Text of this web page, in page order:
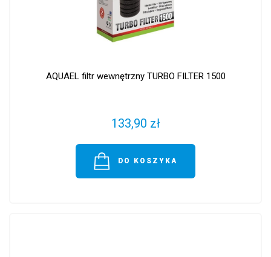
AQUAEL filtr wewnętrzny TURBO FILTER 1500
133,90 zł
DO KOSZYKA